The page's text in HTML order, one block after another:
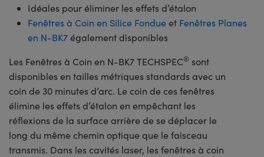
Idéales pour éliminer les effets d’étalon
Fenêtres à Coin en Silice Fondueet Fenêtres Planes
en N-BK7également disponibles
Les Fenêtres à Coin en N-BK7 TECHSPEC® sont
disponibles en tailles métriques standards avec un
coin de 30 minutes d’arc. Le coin de ces fenêtres
élimine les effets d’étalon en empêchant les
réflexions de la surface arrière de se déplacer le
long du même chemin optique que le faisceau
transmis. Dans les cavités laser, les fenêtres à coin